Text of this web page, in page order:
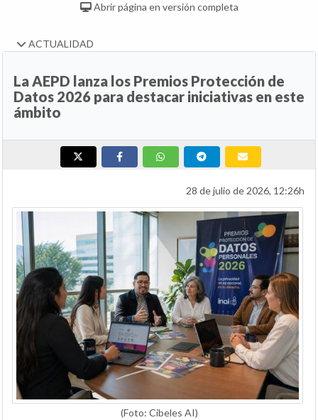
Abrir página en versión completa
ACTUALIDAD
La AEPD lanza los Premios Protección de
Datos 2026 para destacar iniciativas en este
ámbito
28 de julio de 2026, 12:26h
(Foto: Cibeles AI)